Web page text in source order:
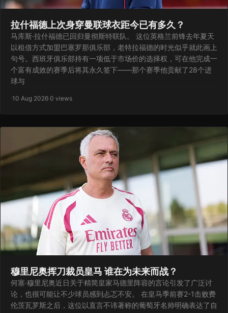
拉什福德上次身穿曼联球衣距今已有多久？
马库斯·拉什福德已回归曼彻斯特联队。 这位英格兰前锋去年夏天
以租借方式加盟巴塞罗那俱乐部，老特拉福德的时光似乎就此画上
句号。西班牙俱乐部持有一项低于市场价的选择权，可在他完成一
个富有成效的赛季后将其永久签下——那个赛季他贡献了28个进
球与
·10 Aug 2026·0 views
穆里尼奥挥刀裁员皇马 谁在为未来而战？
何塞·穆里尼奥近日关于精简皇家马德里阵容的言论引发了广泛讨
论，也很可能让不少球员感到忐忑不安。 在皇马季前赛2-1击败费
伦茨瓦罗斯之后，这位以直言不讳著称的葡萄牙名帅明确表达了自